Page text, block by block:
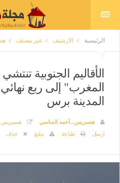
الرئيسية الارشيف غير مصنف
الأقاليم الجنوبية
المغرب" إلى ربع
المدينة برس
هسبريس ـ أحمد الساسي هسبريس
ارسل
طباعة تبليغ حذف